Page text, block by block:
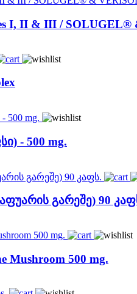
I, II & III /
- 500 mg.
გარეშე) 90
Mushroom 500 mg.